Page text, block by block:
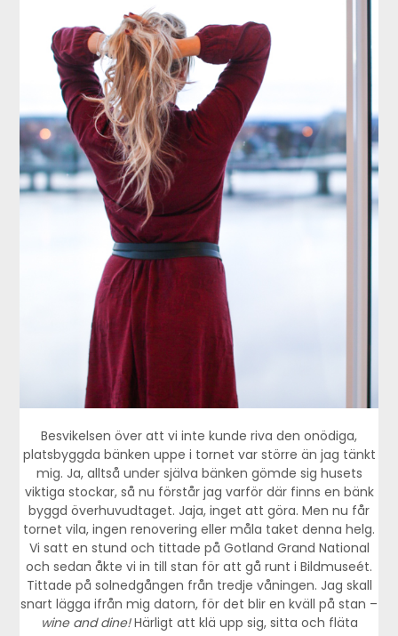
Besvikelsen över att vi inte kunde riva den onödiga,
platsbyggda bänken uppe i tornet var större än jag tänkt
mig. Ja, alltså under själva bänken gömde sig husets
viktiga stockar, så nu förstår jag varför där finns en bänk
byggd överhuvudtaget. Jaja, inget att göra. Men nu får
tornet vila, ingen renovering eller måla taket denna helg.
Vi satt en stund och tittade på Gotland Grand National
och sedan åkte vi in till stan för att gå runt i Bildmuseét.
Tittade på solnedgången från tredje våningen. Jag skall
snart lägga ifrån mig datorn, för det blir en kväll på stan –
wine and dine!Härligt att klä upp sig, sitta och fläta